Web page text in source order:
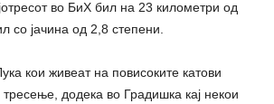
во БиХ бил на 23 километри од
со јачина од 2,8 степени.
кои живеат на повисоките катови
тресење, додека во Градишка кај некои